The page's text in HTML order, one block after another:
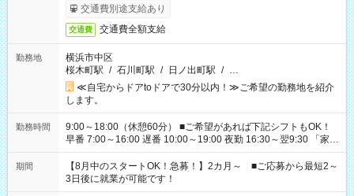
交通費別途支給あり
交通費 交通費全額支給
勤務地
横浜市中区
桜木町駅 / 石川町駅 / 日ノ出町駅 / …
≪自宅からドアtoドアで30分以内！≫ご希望の勤務地を紹介
します。
勤務時間
9:00～18:00（休憩60分） ■ご希望があれば下記シフトもOK！
早番 7:00～16:00 遅番 10:00～19:00 夜勤 16:30～翌9:30 「家族
と休みを合わせたい」 「余裕を持って夕飯の準備がしたい」
「できれば残業はしたくない」 など、ご希望を教えてください
ね。 ※Wワーク希望の方へ 今ご覧のお仕事で希望する勤務時間
と、もう1つのお仕事の勤務時間。 合計で週40時間を超える場
期間
【8月中のスタートOK！急募！】2カ月～ ■ご応募から最短2～
3日後に就業が可能です！